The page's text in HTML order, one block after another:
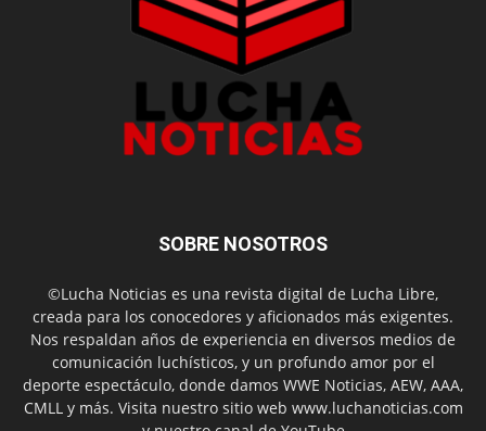
SOBRE NOSOTROS
©Lucha Noticias es una revista digital de Lucha Libre,
creada para los conocedores y aficionados más exigentes.
Nos respaldan años de experiencia en diversos medios de
comunicación luchísticos, y un profundo amor por el
deporte espectáculo, donde damos WWE Noticias, AEW, AAA,
CMLL y más. Visita nuestro sitio web www.luchanoticias.com